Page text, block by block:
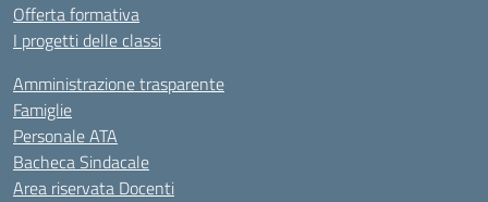
Offerta formativa
I progetti delle classi
Amministrazione trasparente
Famiglie
Personale ATA
Bacheca Sindacale
Area riservata Docenti